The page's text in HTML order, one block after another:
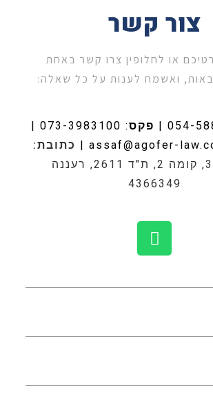
צור קשר
או לחלופין צרו קשר באחת
ואשמח לענות על כל שאלה:
פקס: 073-3983100 |
כתובת:
היצירה 3, קומה 2, ת"ד 2611, רעננה
4366349